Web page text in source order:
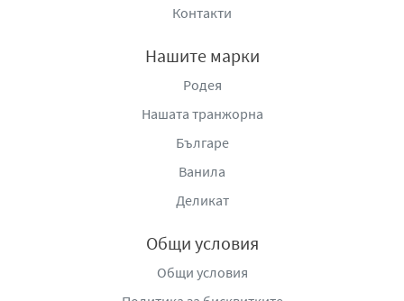
Контакти
Нашите марки
Родея
Нашата транжорна
Българе
Ванила
Деликат
Общи условия
Общи условия